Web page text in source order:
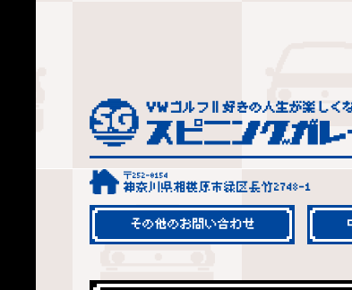
〒252-0154
神奈川県相模原市緑区長竹2748-1
その他のお問い合わせ